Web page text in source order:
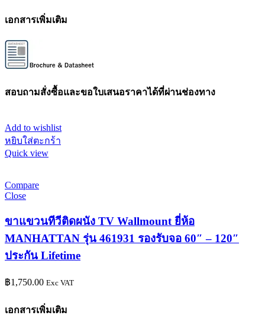
เอกสารเพิ่มเติม
สอบถามสั่งซื้อและขอใบเสนอราคาได้ที่ผ่านช่องทาง
Add to wishlist
หยิบใส่ตะกร้า
Quick view
Compare
Close
ขาแขวนทีวีติดผนัง TV Wallmount ยี่ห้อ
MANHATTAN รุ่น 461931 รองรับจอ 60″ – 120″
ประกัน Lifetime
฿1,750.00 Exc VAT
เอกสารเพิ่มเติม